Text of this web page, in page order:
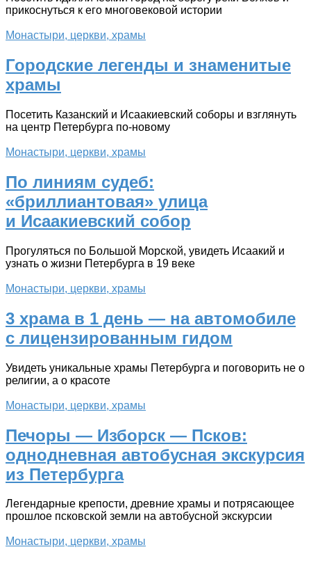
прикоснуться к его многовековой истории
Монастыри, церкви, храмы
Городские легенды и знаменитые
храмы
Посетить Казанский и Исаакиевский соборы и взглянуть
на центр Петербурга по-новому
Монастыри, церкви, храмы
По линиям судеб:
«бриллиантовая» улица
и Исаакиевский собор
Прогуляться по Большой Морской, увидеть Исаакий и
узнать о жизни Петербурга в 19 веке
Монастыри, церкви, храмы
3 храма в 1 день — на автомобиле
с лицензированным гидом
Увидеть уникальные храмы Петербурга и поговорить не о
религии, а о красоте
Монастыри, церкви, храмы
Печоры — Изборск — Псков:
однодневная автобусная экскурсия
из Петербурга
Легендарные крепости, древние храмы и потрясающее
прошлое псковской земли на автобусной экскурсии
Монастыри, церкви, храмы